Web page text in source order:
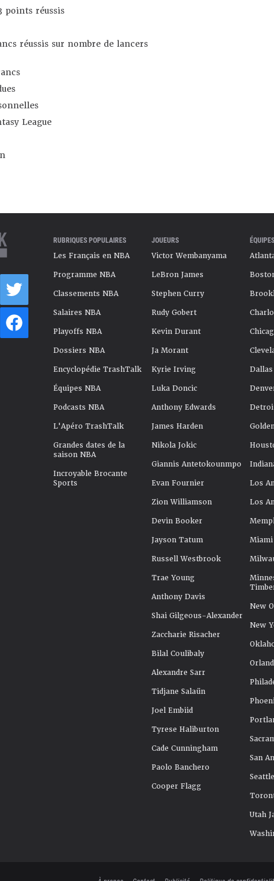
points réussis
réussis sur nombre de lancers
League
RUBRIQUES POPULAIRES
Les Français en NBA
Programme NBA
Classements NBA
Salaires NBA
Playoffs NBA
Dossiers NBA
Encyclopédie TrashTalk
Équipes NBA
Podcasts NBA
L'Apéro TrashTalk
Grandes dates de la
saison NBA
Incroyable Brocante
Sports
JOUEURS
Victor Wembanyama
LeBron James
Stephen Curry
Rudy Gobert
Kevin Durant
Ja Morant
Kyrie Irving
Luka Doncic
Anthony Edwards
James Harden
Nikola Jokic
Giannis Antetokounmpo
Evan Fournier
Zion Williamson
Devin Booker
Jayson Tatum
Russell Westbrook
Trae Young
Anthony Davis
Shai Gilgeous-Alexander
Zaccharie Risacher
Bilal Coulibaly
Alexandre Sarr
Tidjane Salaün
Joel Embiid
Tyrese Haliburton
Cade Cunningham
Paolo Banchero
Cooper Flagg
ÉQUIPES
Los
Los
New
New
San
Utah